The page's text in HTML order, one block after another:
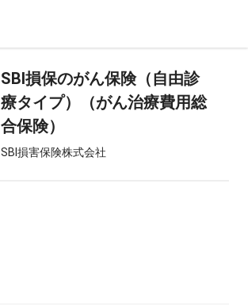
SBI損保のがん保険（自由診
療タイプ）（がん治療費用総
合保険）
SBI損害保険株式会社